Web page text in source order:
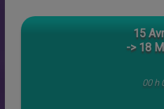
15
-> 18
00 h